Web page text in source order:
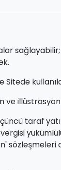
sağlayabilir;
Sitede
ve
taraf
sözleşmeleri